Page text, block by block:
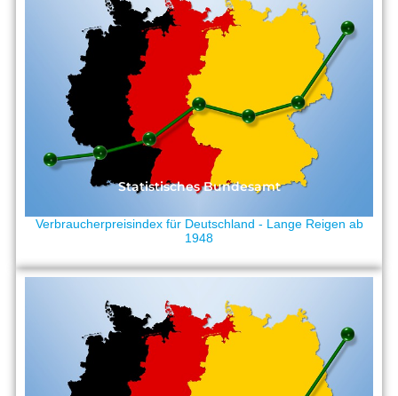
Statistisches Bundesamt
Verbraucherpreisindex für Deutschland - Lange Reigen ab
1948